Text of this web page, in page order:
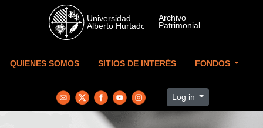
Skip to main content
QUIENES SOMOS SITIOS DE INTERÉS FONDOS
Log in